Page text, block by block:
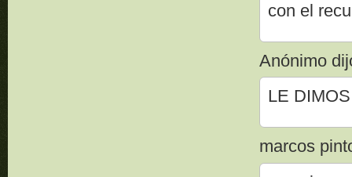
con el
Anónimo
LE
marcos